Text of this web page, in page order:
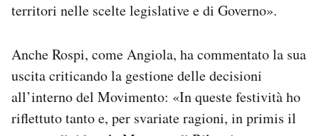
territori nelle scelte legislative e di Governo».
Anche Rospi, come Angiola, ha commentato la sua
uscita criticando la gestione delle decisioni
all’interno del Movimento: «In queste festività ho
riflettuto tanto e, per svariate ragioni, in primis il